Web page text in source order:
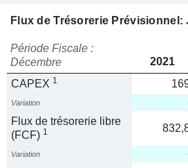
Flux de Trésorerie Prévisionnel:
Période Fiscale :
Décembre
2021
CAPEX 1
Variation
Flux de trésorerie libre
(FCF) 1
Variation